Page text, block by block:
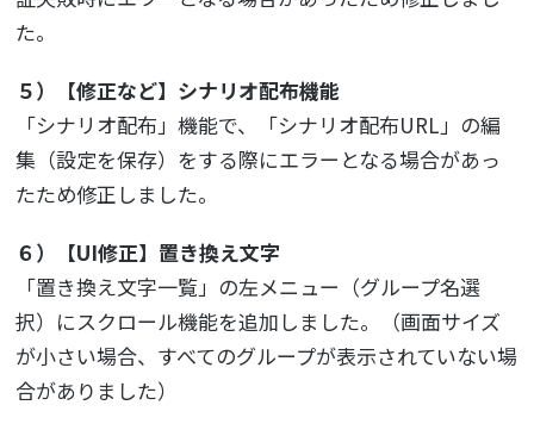
た。
５）【修正など】シナリオ配布機能
「シナリオ配布」機能で、「シナリオ配布URL」の編
集（設定を保存）をする際にエラーとなる場合があっ
たため修正しました。
６）【UI修正】置き換え文字
「置き換え文字一覧」の左メニュー（グループ名選
択）にスクロール機能を追加しました。（画面サイズ
が小さい場合、すべてのグループが表示されていない場
合がありました）